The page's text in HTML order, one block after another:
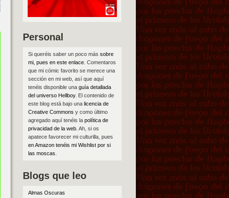
Personal
Si queréis saber un poco más sobre
mi, pues en este enlace. Comentaros
que mi cómic favorito se merece una
sección en mi web, así que aquí
tenéis disponible una guía detallada
del universo Hellboy. El contenido de
este blog está bajo una licencia de
Creative Commons y como último
agregado aquí tenéis la política de
privacidad de la web. Ah, si os
apatece favorecer mi culturilla, pues
en Amazon tenéis mi Wishlist por si
las moscas
Blogs que leo
Almas Oscuras